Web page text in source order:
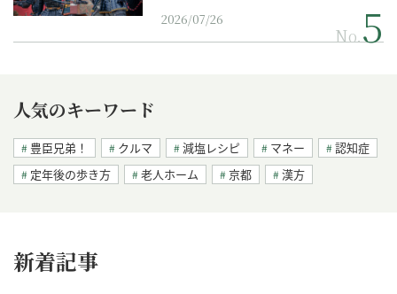
2026/07/26
No.
人気のキーワード
豊臣兄弟！ クルマ 減塩レシピ マネー
認知症
定年後の歩き方
老人ホーム 京都 漢方
新着記事